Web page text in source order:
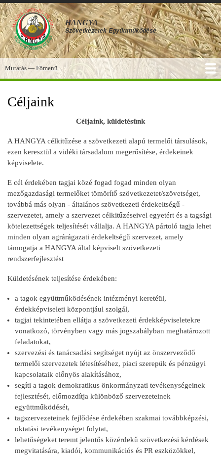
Ugrás
a
tartalomra
HANGYA
Szövetkezetek Együttműködése
Főmenü
Mutatás — Főmenü
Céljaink
Céljaink, küldetésünk
A HANGYA célkitűzése a szövetkezeti alapú termelői társulások,
ezen keresztül a vidéki társadalom megerősítése, érdekeinek
képviselete.
E cél érdekében tagjai közé fogad fogad minden olyan
mezőgazdasági termelőket tömörítő szövetkezetet/szövetséget,
továbbá más olyan - általános szövetkezeti érdekeltségű -
szervezetet, amely a szervezet célkitűzéseivel egyetért és a tagsági
kötelezettségek teljesítését vállalja. A HANGYA pártoló tagja lehet
minden olyan agrárágazati érdekeltségű szervezet, amely
támogatja a HANGYA által képviselt szövetkezeti
rendszerfejlesztést
Küldetésének teljesítése érdekében:
a tagok együttműködésének intézményi keretéül,
érdekképviseleti központjául szolgál,
tagjai tekintetében ellátja a szövetkezeti érdekképviseletekre
vonatkozó, törvényben vagy más jogszabályban meghatározott
feladatokat,
szervezési és tanácsadási segítséget nyújt az önszerveződő
termelői szervezetek létesítéséhez, piaci szerepük és pénzügyi
kapcsolataik előnyös alakításához,
segíti a tagok demokratikus önkormányzati tevékenységeinek
fejlesztését, előmozdítja különböző szervezeteinek
együttműködését,
tagszervezeteinek fejlődése érdekében szakmai továbbképzési,
oktatási tevékenységet folytat,
lehetőségeket teremt jelentős közérdekű szövetkezési kérdések
megvitatására, kiadói, kommunikációs és PR eszközökkel,